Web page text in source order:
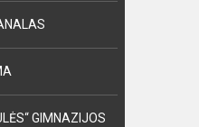
GIMNAZIJOS